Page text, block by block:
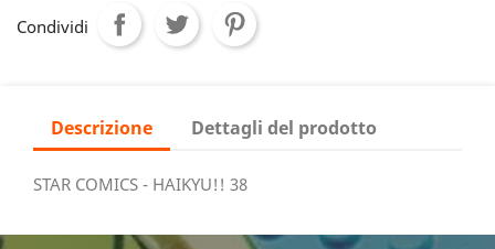
Condividi
Descrizione Dettagli del prodotto
STAR COMICS - HAIKYU!! 38